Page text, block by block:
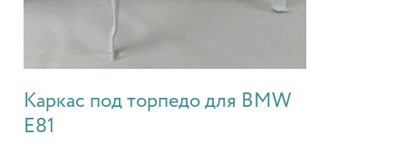
Каркас под торпедо для BMW
E81